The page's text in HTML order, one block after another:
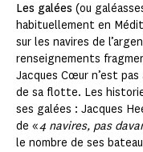
Les galées (ou
habituellement en
sur les navires de
renseignements
Jacques Cœur n’est pas
de sa flotte. Les
ses galées : Jacques
de «4 navires, pas
le nombre de ses